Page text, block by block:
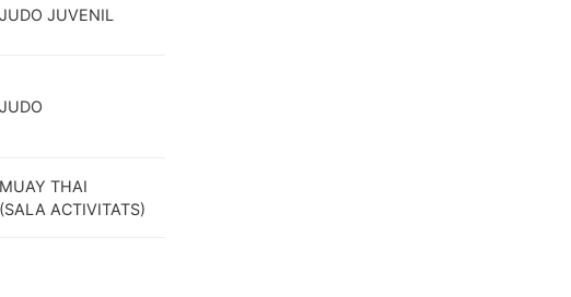
JUDO JUVENIL
JUDO
MUAY THAI
(SALA ACTIVITATS)